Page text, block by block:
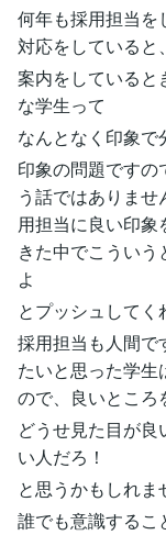
何年も採用担当を
対応をしていると、
案内をしていると
な学生って
なんとなく印象で
印象の問題です
う話ではありま
用担当に良い印象
きた中でこうい
よ
とプッシュしてく
採用担当も人間で
たいと思った学生
ので、良いところ
どうせ見た目が
い人だろ！
と思うかもしれま
誰でも意識するこ